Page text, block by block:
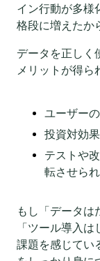
イン行動が多様
格段に増えたか
データを正しく
メリットが得ら
ユーザー
投資対効
テストや
転させら
もし「データは
「ツール導入
課題を感じてい